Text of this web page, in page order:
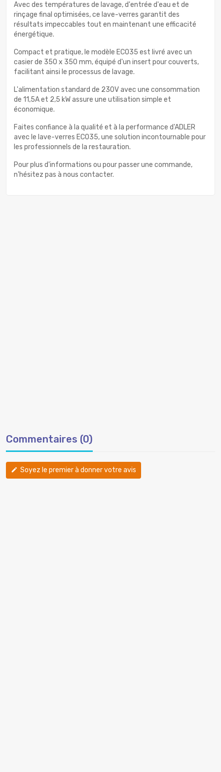
Avec des températures de lavage, d'entrée d'eau et de
rinçage final optimisées, ce lave-verres garantit des
résultats impeccables tout en maintenant une efficacité
énergétique.
Compact et pratique, le modèle ECO35 est livré avec un
casier de 350 x 350 mm, équipé d'un insert pour couverts,
facilitant ainsi le processus de lavage.
L'alimentation standard de 230V avec une consommation
de 11,5A et 2,5 kW assure une utilisation simple et
économique.
Faites confiance à la qualité et à la performance d'ADLER
avec le lave-verres ECO35, une solution incontournable pour
les professionnels de la restauration.
Pour plus d'informations ou pour passer une commande,
n'hésitez pas à nous contacter.
Commentaires (0)
edit Soyez le premier à donner votre avis